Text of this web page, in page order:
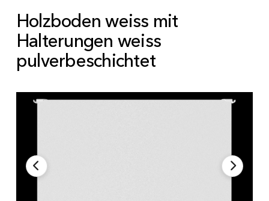
Holzboden weiss mit
Halterungen weiss
pulverbeschichtet